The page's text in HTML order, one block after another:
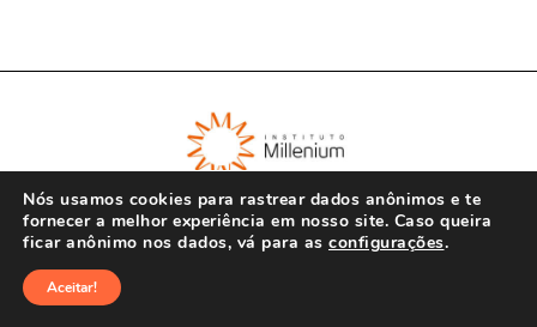
Nós usamos cookies para rastrear dados anônimos e te
fornecer a melhor experiência em nosso site. Caso queira
ficar anônimo nos dados, vá para as configurações.
Aceitar!